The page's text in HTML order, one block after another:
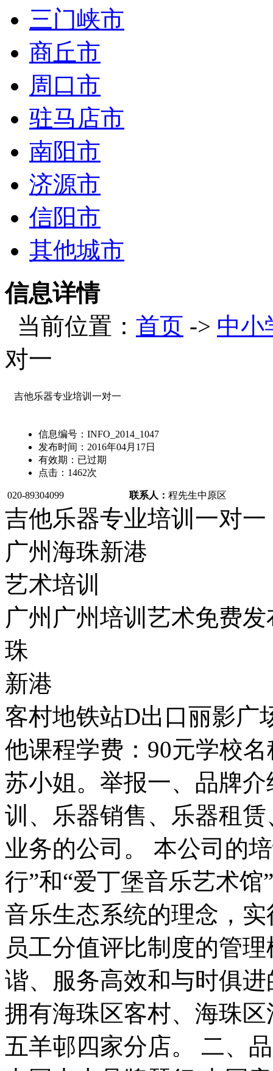
三门峡市
商丘市
周口市
驻马店市
南阳市
济源市
信阳市
其他城市
信息详情
当前位置： 首页 -> 中小
对一
吉他乐器专业培训一对一
信息编号： INFO_2014_1047
发布时间： 2016年04月17日
有效期： 已过期
点击： 1462次
020-89304099 联系人： 程先生中原区
吉他乐器专业培训一对一
广州海珠新港
艺术培训
广州广州培训艺术免费
珠
新港
客村地铁站D出口丽影
他课程学费：90元学校
苏小姐。举报一、品牌
训、乐器销售、乐器租
业务的公司。 本公司的
行”和“爱丁堡音乐艺术
音乐生态系统的理念，
员工分值评比制度的管
谐、服务高效和与时俱
拥有海珠区客村、海珠
五羊邨四家分店。 二、